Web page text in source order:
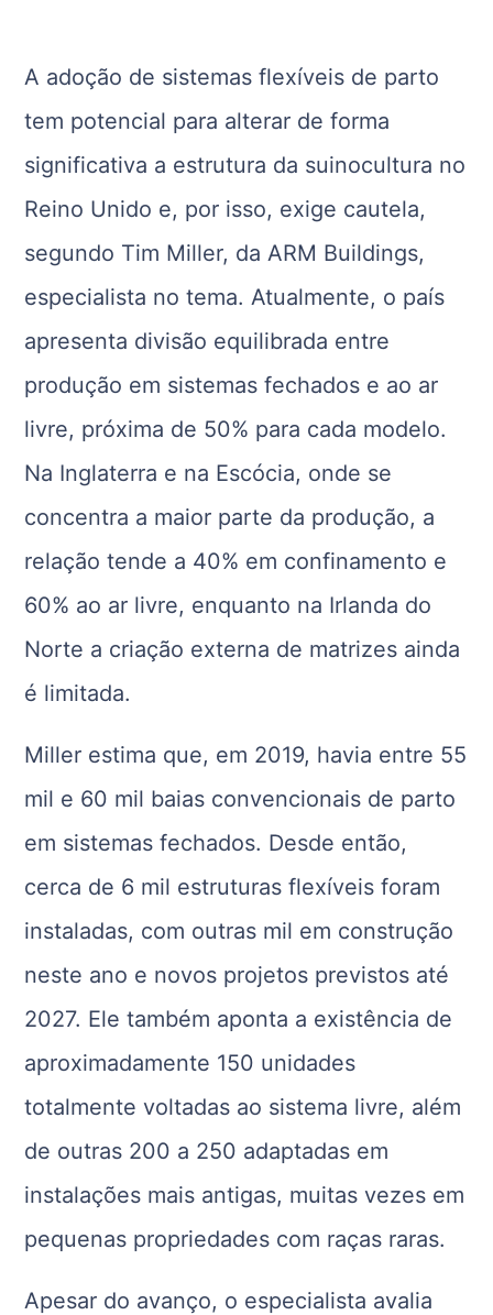
A adoção de sistemas flexíveis de parto
tem potencial para alterar de forma
significativa a estrutura da suinocultura no
Reino Unido e, por isso, exige cautela,
segundo Tim Miller, da ARM Buildings,
especialista no tema. Atualmente, o país
apresenta divisão equilibrada entre
produção em sistemas fechados e ao ar
livre, próxima de 50% para cada modelo.
Na Inglaterra e na Escócia, onde se
concentra a maior parte da produção, a
relação tende a 40% em confinamento e
60% ao ar livre, enquanto na Irlanda do
Norte a criação externa de matrizes ainda
é limitada.
Miller estima que, em 2019, havia entre 55
mil e 60 mil baias convencionais de parto
em sistemas fechados. Desde então,
cerca de 6 mil estruturas flexíveis foram
instaladas, com outras mil em construção
neste ano e novos projetos previstos até
2027. Ele também aponta a existência de
aproximadamente 150 unidades
totalmente voltadas ao sistema livre, além
de outras 200 a 250 adaptadas em
instalações mais antigas, muitas vezes em
pequenas propriedades com raças raras.
Apesar do avanço, o especialista avalia